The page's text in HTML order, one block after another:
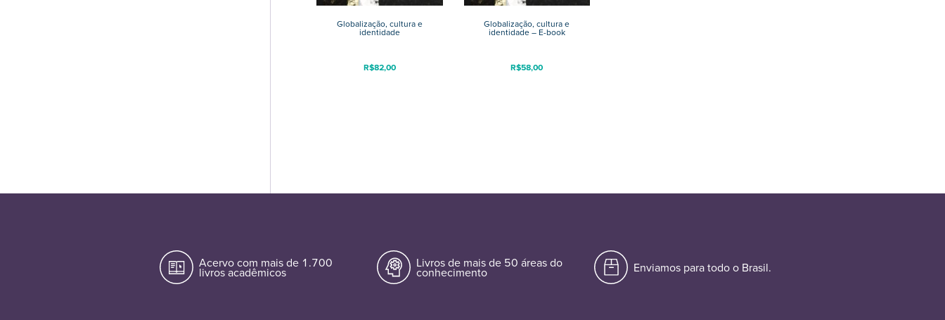
Globalização, cultura e
identidade
R$82,00
Globalização, cultura e
identidade – E-book
R$58,00
Acervo com mais de 1.700
livros acadêmicos
Livros de mais de 50 áreas do
conhecimento Enviamos para todo o Brasil.